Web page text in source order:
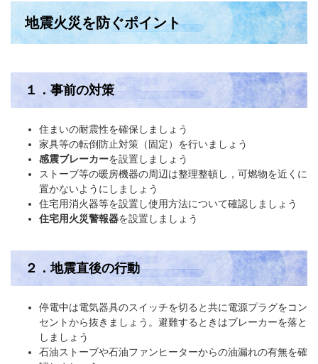
地震火災を防ぐポイント
１．事前の対策
住まいの耐震性を確保しましょう
家具等の転倒防止対策（固定）を行いましょう
感震ブレーカーを設置しましょう
ストーブ等の暖房機器の周辺は整理整頓し，可燃物を近くに
置かないようにしましょう
住宅用消火器等を設置し使用方法について確認しましょう
住宅用火災警報器を設置しましょう
２．地震直後の行動
停電中は電気器具のスイッチを切ると共に電源プラグをコン
セントから抜きましょう。避難するときはブレーカーを落と
しましょう
石油ストーブや石油ファンヒーターからの油漏れの有無を確